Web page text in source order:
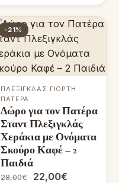
-21%
ΠΛΕΞΙΓΚΛΆΣ ΓΙΟΡΤΉ
ΠΑΤΈΡΑ
Δώρο για τον Πατέρα
Σταντ Πλεξιγκλάς
Χεράκια με Ονόματα
Σκούρο Καφέ – 2
Παιδιά
28,00€ 22,00€